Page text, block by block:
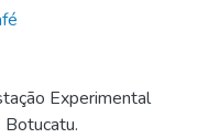
Experimental
Botucatu.